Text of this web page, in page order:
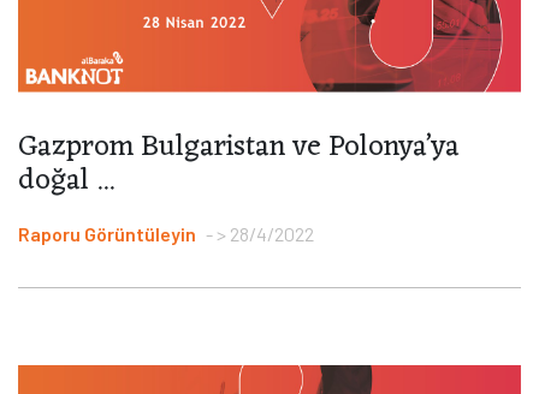
Gazprom Bulgaristan ve Polonya’ya
doğal ...
Raporu Görüntüleyin > 28/4/2022